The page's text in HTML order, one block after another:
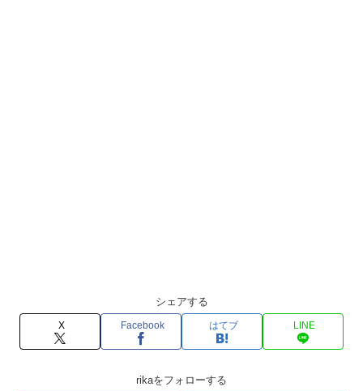
シェアする
X Facebook はてブ LINE
rikaをフォローする